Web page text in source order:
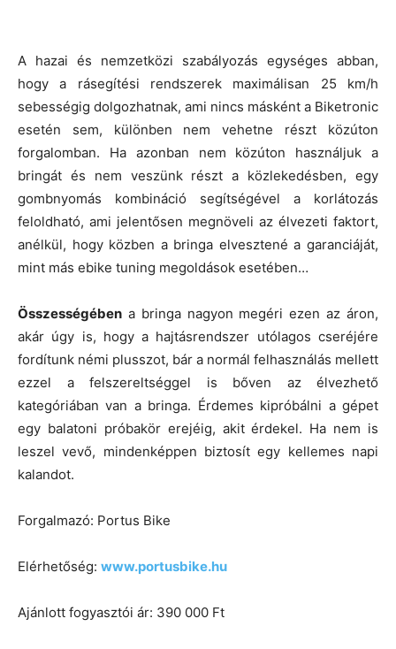
A hazai és nemzetközi szabályozás egységes abban,
hogy a rásegítési rendszerek maximálisan 25 km/h
sebességig dolgozhatnak, ami nincs másként a Biketronic
esetén sem, különben nem vehetne részt közúton
forgalomban. Ha azonban nem közúton használjuk a
bringát és nem veszünk részt a közlekedésben, egy
gombnyomás kombináció segítségével a korlátozás
feloldható, ami jelentősen megnöveli az élvezeti faktort,
anélkül, hogy közben a bringa elvesztené a garanciáját,
mint más ebike tuning megoldások esetében…
Összességében a bringa nagyon megéri ezen az áron,
akár úgy is, hogy a hajtásrendszer utólagos cseréjére
fordítunk némi plusszot, bár a normál felhasználás mellett
ezzel a felszereltséggel is bőven az élvezhető
kategóriában van a bringa. Érdemes kipróbálni a gépet
egy balatoni próbakör erejéig, akit érdekel. Ha nem is
leszel vevő, mindenképpen biztosít egy kellemes napi
kalandot.
Forgalmazó: Portus Bike
Elérhetőség: www.portusbike.hu
Ajánlott fogyasztói ár: 390 000 Ft